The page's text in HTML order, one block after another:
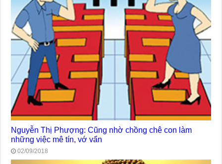
Nguyễn Thị Phượng: Cũng nhờ chồng chê con làm
những việc mê tín, vớ vẩn
02/09/2018